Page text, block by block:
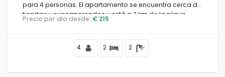
para 4 personas. El apartamento se encuentra cerca de
tiendas y supermercados y está a 2 km de la playa.
Precio por día desde: € 215
4 2 2